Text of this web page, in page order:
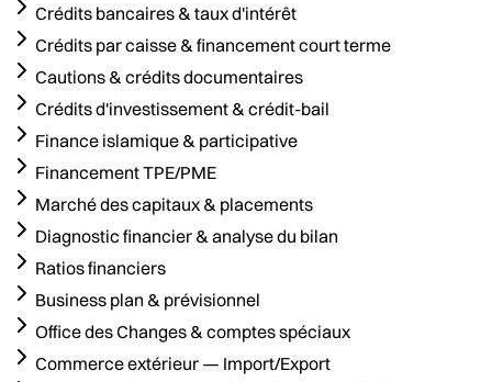
Crédits bancaires & taux d'intérêt
Crédits par caisse & financement court terme
Cautions & crédits documentaires
Crédits d'investissement & crédit-bail
Finance islamique & participative
Financement TPE/PME
Marché des capitaux & placements
Diagnostic financier & analyse du bilan
Ratios financiers
Business plan & prévisionnel
Office des Changes & comptes spéciaux
Commerce extérieur — Import/Export